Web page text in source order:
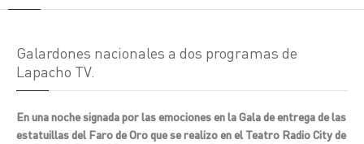
Galardones nacionales a dos programas de
Lapacho TV.
En una noche signada por las emociones en la Gala de entrega de las
estatuillas del Faro de Oro que se realizo en el Teatro Radio City de